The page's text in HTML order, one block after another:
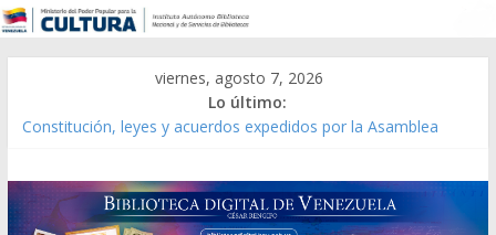
viernes, agosto 7, 2026
Lo último:
Constitución, leyes y acuerdos expedidos por la Asamblea
Modesta Bor Sánchez [material gráfico]
Gaceta Oficial de la República de Venezuela año CXXXIII Mes V,